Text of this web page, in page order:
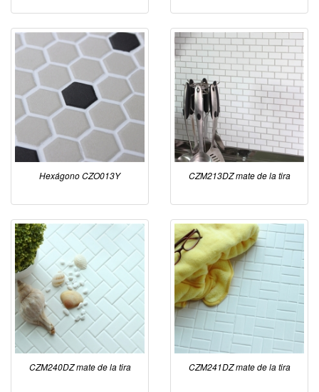
Hexágono CZO013Y CZM213DZ mate de la tira
CZM240DZ mate de la tira CZM241DZ mate de la tira